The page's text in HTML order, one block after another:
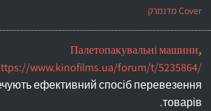
Cover מדנמרק
Палетопакувальні машини,
www.kinofilms.ua/forum/t/5235864/
ефективний спосіб перевезення
товарів.